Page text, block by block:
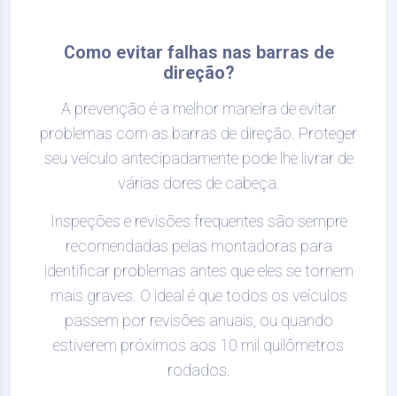
Como evitar falhas nas barras de
direção?
A prevenção é a melhor maneira de evitar
problemas com as barras de direção. Proteger
seu veículo antecipadamente pode lhe livrar de
várias dores de cabeça.
Inspeções e revisões frequentes são sempre
recomendadas pelas montadoras para
identificar problemas antes que eles se tornem
mais graves. O ideal é que todos os veículos
passem por revisões anuais, ou quando
estiverem próximos aos 10 mil quilômetros
rodados.